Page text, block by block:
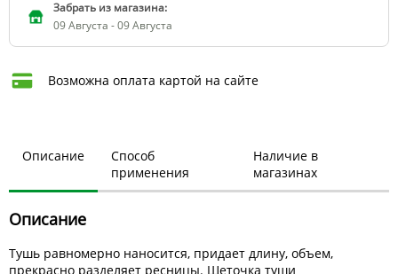
Забрать из магазина:
09 Августа - 09 Августа
Возможна оплата картой на сайте
Описание
Способ
применения
Наличие в
магазинах
Описание
Тушь равномерно наносится, придает длину, объем,
прекрасно разделяет ресницы. Щеточка туши